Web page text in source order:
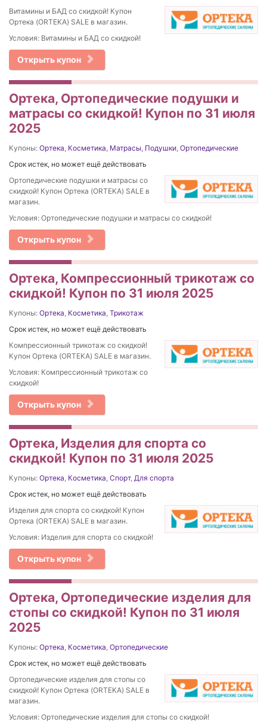
Витамины и БАД со скидкой! Купон
Ортека (ORTEKA) SALE в магазин.
Условия: Витамины и БАД со скидкой!
Открыть купон
Ортека, Ортопедические подушки и
матрасы со скидкой! Купон по 31 июля
2025
Купоны: Ортека Косметика Матрасы Подушки Ортопедические
Срок истек, но может ещё действовать
Ортопедические подушки и матрасы со
скидкой! Купон Ортека (ORTEKA) SALE в
магазин.
Условия: Ортопедические подушки и матрасы со скидкой!
Открыть купон
Ортека, Компрессионный трикотаж со
скидкой! Купон по 31 июля 2025
Купоны: Ортека Косметика Трикотаж
Срок истек, но может ещё действовать
Компрессионный трикотаж со скидкой!
Купон Ортека (ORTEKA) SALE в магазин.
Условия: Компрессионный трикотаж со
скидкой!
Открыть купон
Ортека, Изделия для спорта со
скидкой! Купон по 31 июля 2025
Купоны: Ортека Косметика Спорт, Для спорта
Срок истек, но может ещё действовать
Изделия для спорта со скидкой! Купон
Ортека (ORTEKA) SALE в магазин.
Условия: Изделия для спорта со скидкой!
Открыть купон
Ортека, Ортопедические изделия для
стопы со скидкой! Купон по 31 июля
2025
Купоны: Ортека Косметика Ортопедические
Срок истек, но может ещё действовать
Ортопедические изделия для стопы со
скидкой! Купон Ортека (ORTEKA) SALE в
магазин.
Условия: Ортопедические изделия для стопы со скидкой!